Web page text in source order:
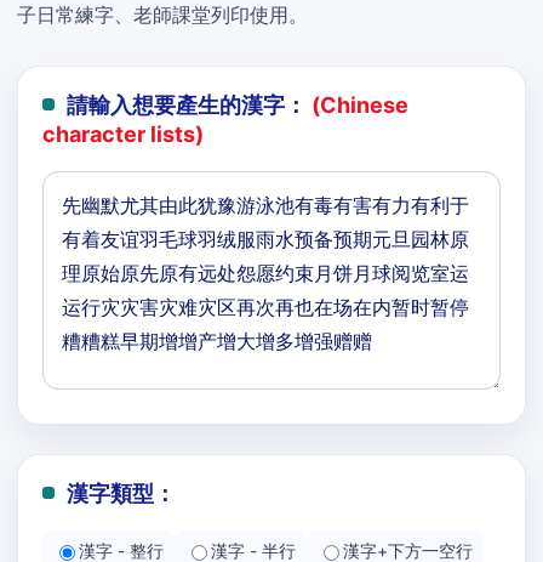
子日常練字、老師課堂列印使用。
請輸入想要產生的漢字： (Chinese
character lists)
漢字類型：
漢字 - 整行 漢字 - 半行
漢字+下方一空行